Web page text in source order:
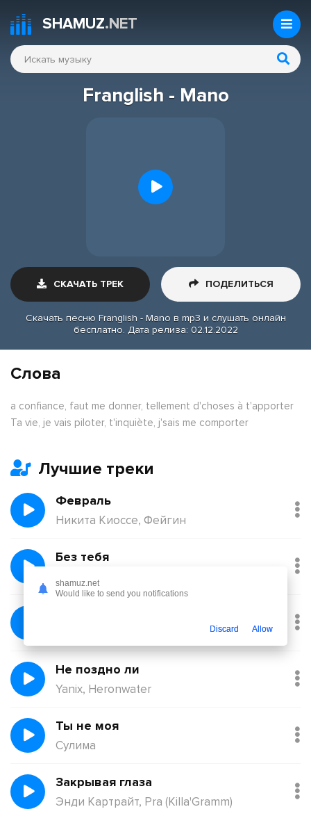
SHAMUZ.NET
Franglish - Mano
СКАЧАТЬ ТРЕК ПОДЕЛИТЬСЯ
Скачать песню Franglish - Mano в mp3 и слушать онлайн
бесплатно. Дата релиза: 02.12.2022
Слова
a confiance, faut me donner, tellement d'choses à t'apporter
Ta vie, je vais piloter, t'inquiète, j'sais me comporter
Лучшие треки
Февраль
Никита Киоссе, Фейгин
Без тебя
Йович
Не поздно ли
Yanix, Heronwater
Ты не моя
Сулима
Закрывая глаза
Энди Картрайт, Pra (Killa'Gramm)
shamuz.net
Would like to send you notifications
Discard Allow